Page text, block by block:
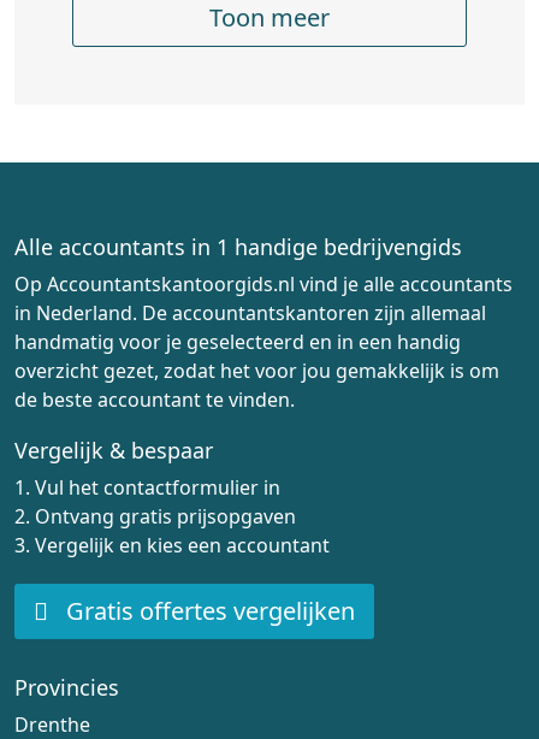
Toon meer
Alle accountants in 1 handige bedrijvengids
Op Accountantskantoorgids.nl vind je alle accountants
in Nederland. De accountantskantoren zijn allemaal
handmatig voor je geselecteerd en in een handig
overzicht gezet, zodat het voor jou gemakkelijk is om
de beste accountant te vinden.
Vergelijk & bespaar
1. Vul het contactformulier in
2. Ontvang gratis prijsopgaven
3. Vergelijk en kies een accountant
Gratis offertes vergelijken
Provincies
Drenthe